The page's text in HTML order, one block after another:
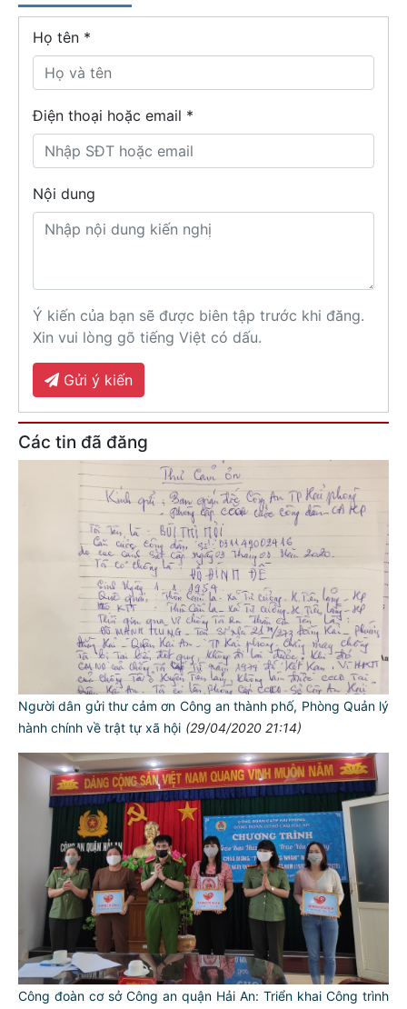
Họ tên *
Điện thoại hoặc email *
Nội dung
Ý kiến của bạn sẽ được biên tập trước khi đăng.
Xin vui lòng gõ tiếng Việt có dấu.
Gửi ý kiến
Các tin đã đăng
Người dân gửi thư cảm ơn Công an thành phố, Phòng Quản lý
hành chính về trật tự xã hội (29/04/2020 21:14)
Công đoàn cơ sở Công an quận Hải An: Triển khai Công trình